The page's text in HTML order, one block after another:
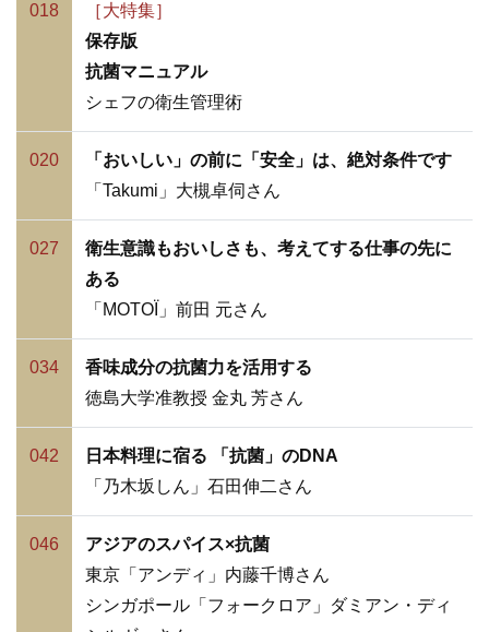
018
［大特集］
保存版
抗菌マニュアル
シェフの衛生管理術
020
「おいしい」の前に「安全」は、絶対条件です
「Takumi」大槻卓伺さん
027
衛生意識もおいしさも、考えてする仕事の先に
ある
「MOTOÏ」前田 元さん
034
香味成分の抗菌力を活用する
徳島大学准教授 金丸 芳さん
042
日本料理に宿る 「抗菌」のDNA
「乃木坂しん」石田伸二さん
046
アジアのスパイス×抗菌
東京「アンディ」内藤千博さん
シンガポール「フォークロア」ダミアン・ディ